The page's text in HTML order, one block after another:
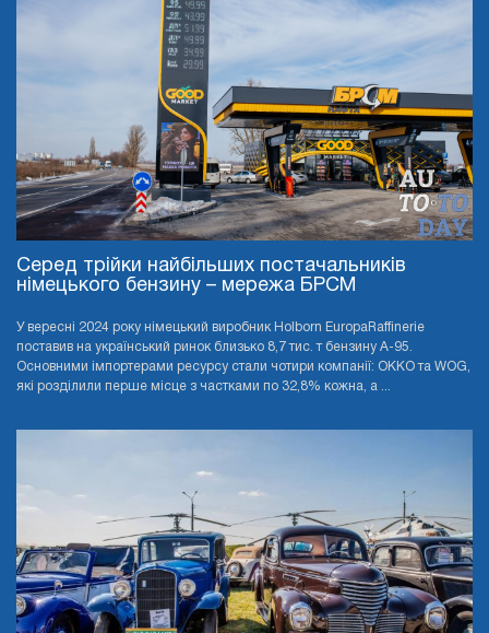
Серед трійки найбільших постачальників
німецького бензину – мережа БРСМ
У вересні 2024 року німецький виробник Holborn EuropaRaffinerie
поставив на український ринок близько 8,7 тис. т бензину А-95.
Основними імпортерами ресурсу стали чотири компанії: OKKO та WOG,
які розділили перше місце з частками по 32,8% кожна, а ...